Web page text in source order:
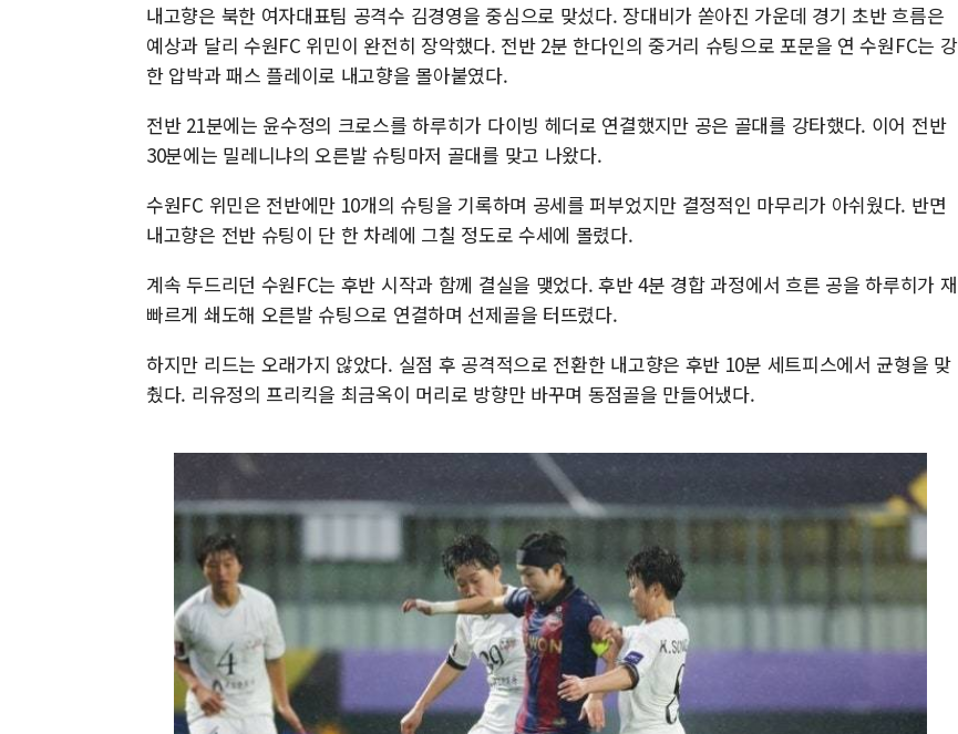
내고향은 북한 여자대표팀 공격수 김경영을 중심으로 맞섰다. 장대비가 쏟아진 가운데 경기 초반 흐름은
예상과 달리 수원FC 위민이 완전히 장악했다. 전반 2분 한다인의 중거리 슈팅으로 포문을 연 수원FC는 강
한 압박과 패스 플레이로 내고향을 몰아붙였다.
전반 21분에는 윤수정의 크로스를 하루히가 다이빙 헤더로 연결했지만 공은 골대를 강타했다. 이어 전반
30분에는 밀레니냐의 오른발 슈팅마저 골대를 맞고 나왔다.
수원FC 위민은 전반에만 10개의 슈팅을 기록하며 공세를 퍼부었지만 결정적인 마무리가 아쉬웠다. 반면
내고향은 전반 슈팅이 단 한 차례에 그칠 정도로 수세에 몰렸다.
계속 두드리던 수원FC는 후반 시작과 함께 결실을 맺었다. 후반 4분 경합 과정에서 흐른 공을 하루히가 재
빠르게 쇄도해 오른발 슈팅으로 연결하며 선제골을 터뜨렸다.
하지만 리드는 오래가지 않았다. 실점 후 공격적으로 전환한 내고향은 후반 10분 세트피스에서 균형을 맞
췄다. 리유정의 프리킥을 최금옥이 머리로 방향만 바꾸며 동점골을 만들어냈다.